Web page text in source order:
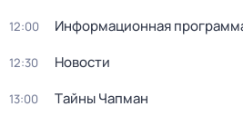
12:00 Информационная
12:30 Новости
13:00 Тaйны Чапман